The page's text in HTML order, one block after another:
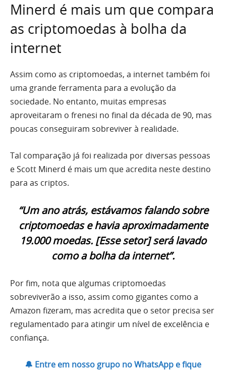
Minerd é mais um que compara
as criptomoedas à bolha da
internet
Assim como as criptomoedas, a internet também foi
uma grande ferramenta para a evolução da
sociedade. No entanto, muitas empresas
aproveitaram o frenesi no final da década de 90, mas
poucas conseguiram sobreviver à realidade.
Tal comparação já foi realizada por diversas pessoas
e Scott Minerd é mais um que acredita neste destino
para as criptos.
“Um ano atrás, estávamos falando sobre
criptomoedas e havia aproximadamente
19.000 moedas. [Esse setor] será lavado
como a bolha da internet”.
Por fim, nota que algumas criptomoedas
sobreviverão a isso, assim como gigantes como a
Amazon fizeram, mas acredita que o setor precisa ser
regulamentado para atingir um nível de excelência e
confiança.
🔔 Entre em nosso grupo no WhatsApp e fique